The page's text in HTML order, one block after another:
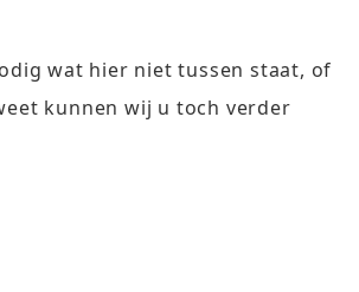
wat hier niet tussen staat, of
kunnen wij u toch verder